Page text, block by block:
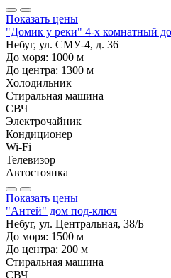
Показать цены
"Домик у реки" 4-х комнатный
Небуг, ул. СМУ-4, д. 36
До моря: 1000 м
До центра: 1300 м
Холодильник
Стиральная машина
СВЧ
Электрочайник
Кондиционер
Wi-Fi
Телевизор
Автостоянка
Показать цены
"Антей" дом под-ключ
Небуг, ул. Центральная, 38/Б
До моря: 1500 м
До центра: 200 м
Стиральная машина
СВЧ